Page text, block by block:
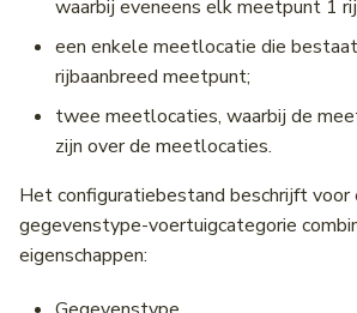
waarbij eveneens elk meetpunt 1
een enkele meetlocatie die
rijbaanbreed meetpunt;
twee meetlocaties, waarbij de
zijn over de meetlocaties.
Het configuratiebestand beschrijft
gegevenstype-voertuigcategorie
eigenschappen: